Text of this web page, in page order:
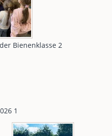
Bienenklasse 2
1